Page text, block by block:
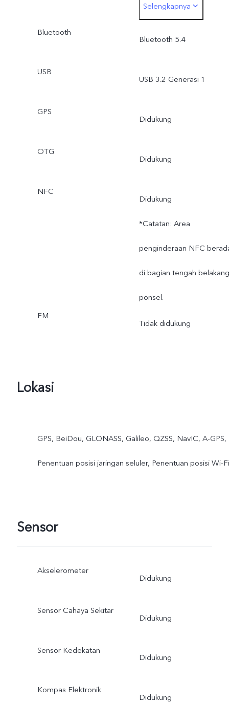
bersamaan
Selengkapnya
Bluetooth
Bluetooth 5.4
USB
USB 3.2 Generasi 1
GPS
Didukung
OTG
Didukung
NFC
Didukung
*Catatan: Area
penginderaan NFC
di bagian tengah belakang
ponsel.
FM
Tidak didukung
Lokasi
GPS, BeiDou, GLONASS, Galileo, QZSS, NavIC, A-GPS,
Penentuan posisi jaringan seluler, Penentuan posisi Wi-Fi
Sensor
Akselerometer
Didukung
Sensor Cahaya Sekitar
Didukung
Sensor Kedekatan
Didukung
Kompas Elektronik
Didukung